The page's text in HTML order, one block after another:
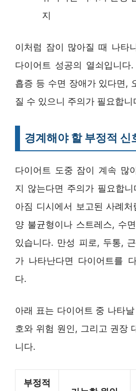
지
이처럼 잠이 많아질 때 나타
다이어트 성공의 열쇠입니다
흡증 등 수면 장애가 있다면,
질 수 있으니 주의가 필요합니
경계해야 할 부정적 신
다이어트 도중 잠이 계속 많
지 않는다면 주의가 필요합
아짐 디시에서 보고된 사례
양 불균형이나 스트레스, 수
있습니다. 만성 피로, 두통,
가 나타난다면 다이어트를
다.
아래 표는 다이어트 중 나타
호와 위험 원인, 그리고 권장
니다.
부정적